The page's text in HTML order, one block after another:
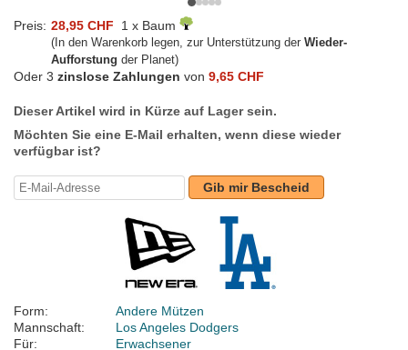
Preis: 28,95 CHF 1 x Baum
(In den Warenkorb legen, zur Unterstützung der Wieder-
Aufforstung der Planet)
Oder 3 zinslose Zahlungen von 9,65 CHF
Dieser Artikel wird in Kürze auf Lager sein.
Möchten Sie eine E-Mail erhalten, wenn diese wieder
verfügbar ist?
Gib mir Bescheid
Form:
Andere Mützen
Mannschaft:
Los Angeles Dodgers
Für:
Erwachsener